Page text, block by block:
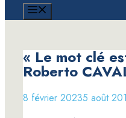
« Le mot clé
Roberto
Étiquettes
8 février 20235 août